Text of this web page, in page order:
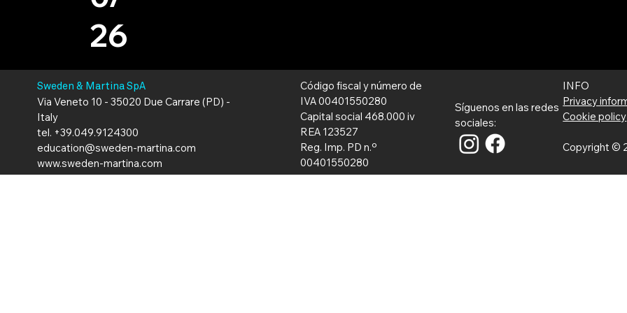
26
Sweden & Martina SpA
Via Veneto 10 - 35020 Due Carrare (PD) -
Italy
tel. +39.049.9124300
education@sweden-martina.com
www.sweden-martina.com
Código fiscal y número de
IVA 00401550280
Capital social 468.000 iv
REA 123527
Reg. Imp. PD n.º
00401550280
INFO
Privacy
Cookie policy
Copyright ©
Síguenos en las redes
sociales: